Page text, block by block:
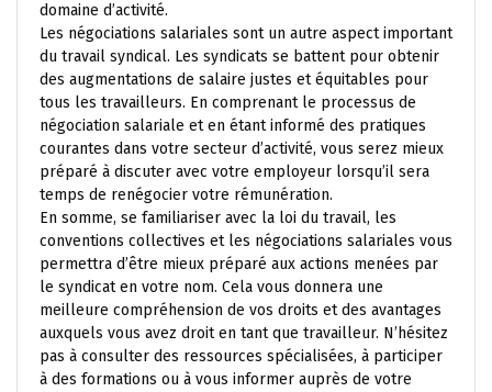
domaine d’activité.
Les négociations salariales sont un autre aspect important
du travail syndical. Les syndicats se battent pour obtenir
des augmentations de salaire justes et équitables pour
tous les travailleurs. En comprenant le processus de
négociation salariale et en étant informé des pratiques
courantes dans votre secteur d’activité, vous serez mieux
préparé à discuter avec votre employeur lorsqu’il sera
temps de renégocier votre rémunération.
En somme, se familiariser avec la loi du travail, les
conventions collectives et les négociations salariales vous
permettra d’être mieux préparé aux actions menées par
le syndicat en votre nom. Cela vous donnera une
meilleure compréhension de vos droits et des avantages
auxquels vous avez droit en tant que travailleur. N’hésitez
pas à consulter des ressources spécialisées, à participer
à des formations ou à vous informer auprès de votre